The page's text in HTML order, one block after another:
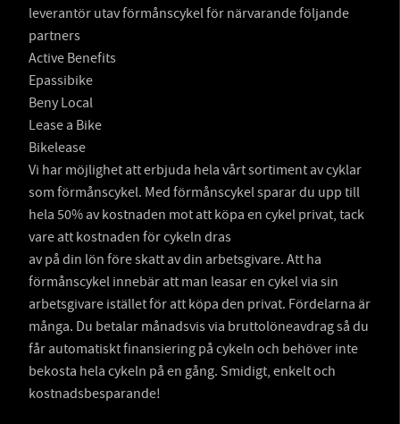
leverantör utav förmånscykel för närvarande följande
partners
Active Benefits
Epassibike
Beny Local
Lease a Bike
Bikelease
Vi har möjlighet att erbjuda hela vårt sortiment av cyklar
som förmånscykel. Med förmånscykel sparar du upp till
hela 50% av kostnaden mot att köpa en cykel privat, tack
vare att kostnaden för cykeln dras
av på din lön före skatt av din arbetsgivare. Att ha
förmånscykel innebär att man leasar en cykel via sin
arbetsgivare istället för att köpa den privat. Fördelarna är
många. Du betalar månadsvis via bruttolöneavdrag så du
får automatiskt finansiering på cykeln och behöver inte
bekosta hela cykeln på en gång. Smidigt, enkelt och
kostnadsbesparande!